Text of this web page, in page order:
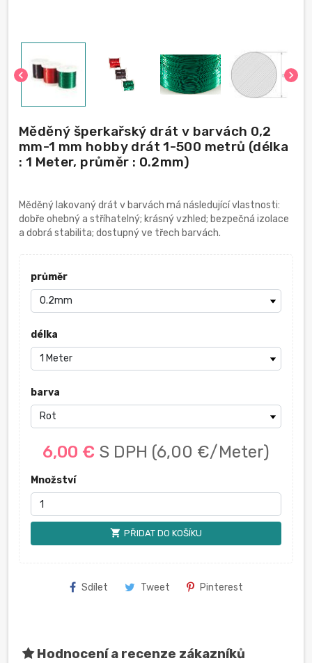
chevron_left chevron_right
Měděný šperkařský drát v barvách 0,2
mm-1 mm hobby drát 1-500 metrů (délka
: 1 Meter, průměr : 0.2mm)
Měděný lakovaný drát v barvách má následující vlastnosti:
dobře ohebný a stříhatelný; krásný vzhled; bezpečná izolace
a dobrá stabilita; dostupný ve třech barvách.
průměr
délka
barva
6,00 € S DPH (6,00 €/Meter)
Množství
shopping_cart PŘIDAT DO KOŠÍKU
Sdílet Tweet Pinterest
Hodnocení a recenze zákazníků